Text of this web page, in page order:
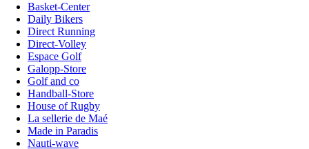
Basket-Center
Daily Bikers
Direct Running
Direct-Volley
Espace Golf
Galopp-Store
Golf and co
Handball-Store
House of Rugby
La sellerie de Maé
Made in Paradis
Nauti-wave